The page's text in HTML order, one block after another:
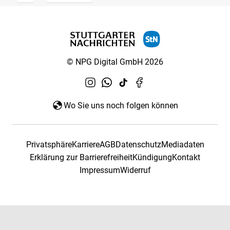
© NPG Digital GmbH 2026
Wo Sie uns noch folgen können
PrivatsphäreKarriereAGBDatenschutzMediadaten
Erklärung zur BarrierefreiheitKündigungKontakt
ImpressumWiderruf